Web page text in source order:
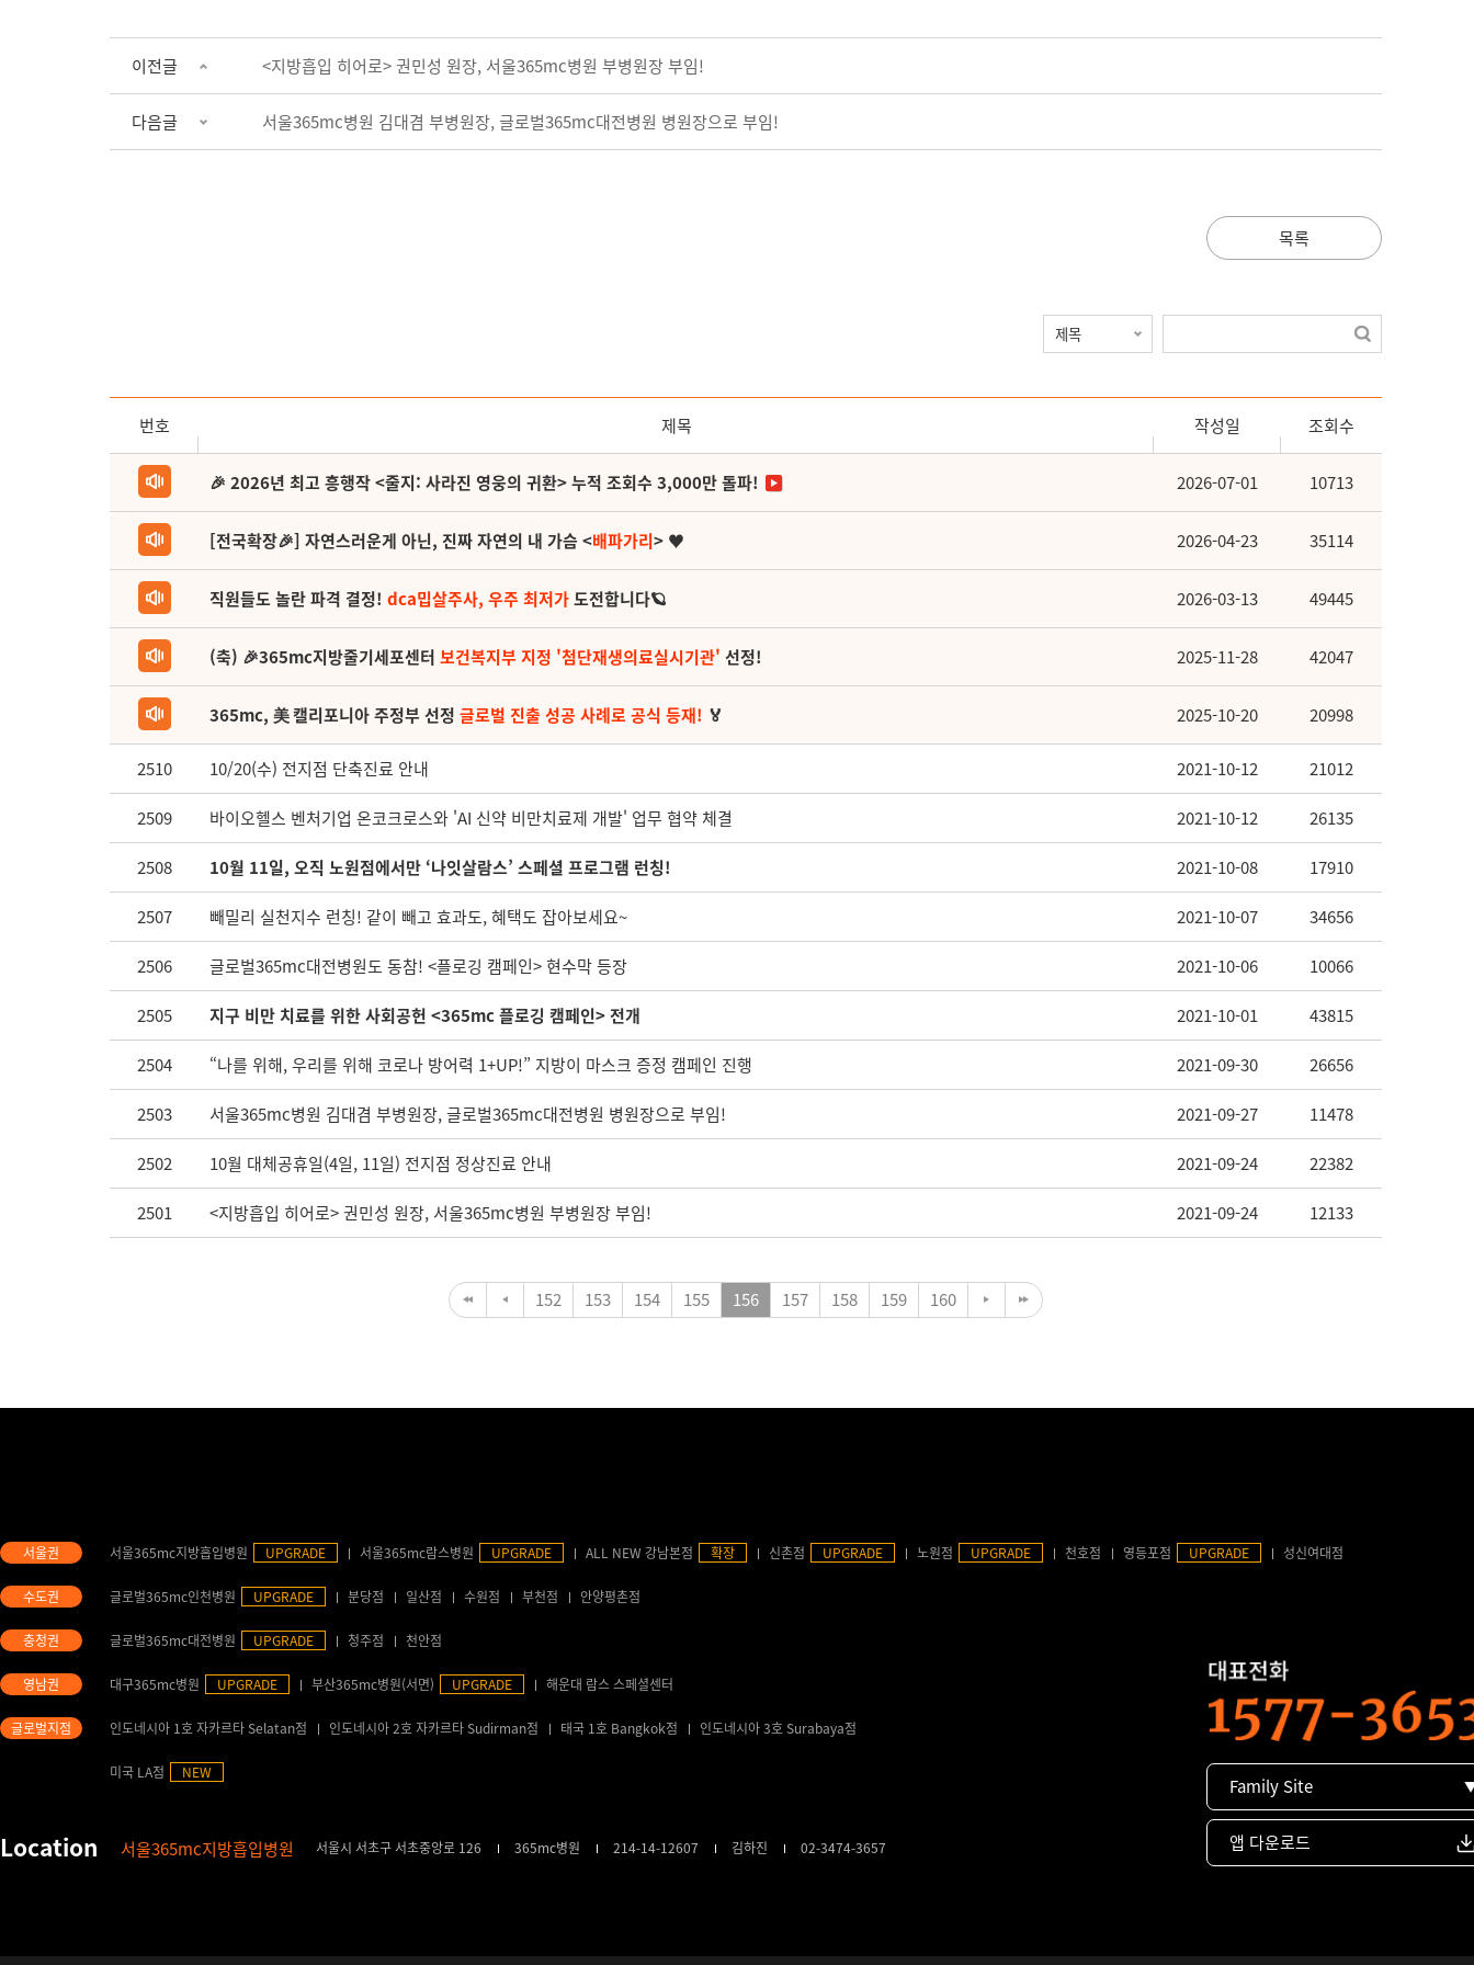
이전글 <지방흡입 히어로> 권민성 원장, 서울365mc병원 부병원장 부임!
다음글 서울365mc병원 김대겸 부병원장, 글로벌365mc대전병원 병원장으로 부임!
목록
번호 제목 작성일 조회수
🎉 2026년 최고 흥행작 <줄지: 사라진 영웅의 귀환> 누적 조회수 3,000만 돌파! 2026-07-01 10713
[전국확장🎉] 자연스러운게 아닌, 진짜 자연의 내 가슴 <배파가리> ♥ 2026-04-23 35114
직원들도 놀란 파격 결정! dca밉살주사, 우주 최저가도전합니다🪐 2026-03-13 49445
(축) 🎉365mc지방줄기세포센터 보건복지부 지정 '첨단재생의료실시기관' 선정! 2025-11-28 42047
365mc, 美 캘리포니아 주정부 선정 글로벌 진출 성공 사례로 공식 등재! 🏅 2025-10-20 20998
2510 10/20(수) 전지점 단축진료 안내 2021-10-12 21012
2509 바이오헬스 벤처기업 온코크로스와 'AI 신약 비만치료제 개발' 업무 협약 체결 2021-10-12 26135
2508 10월 11일, 오직 노원점에서만 ‘나잇살람스’ 스페셜 프로그램 런칭! 2021-10-08 17910
2507 빼밀리 실천지수 런칭! 같이 빼고 효과도, 혜택도 잡아보세요~ 2021-10-07 34656
2506 글로벌365mc대전병원도 동참! <플로깅 캠페인> 현수막 등장 2021-10-06 10066
2505 지구 비만 치료를 위한 사회공헌 <365mc 플로깅 캠페인> 전개 2021-10-01 43815
2504 “나를 위해, 우리를 위해 코로나 방어력 1+UP!” 지방이 마스크 증정 캠페인 진행 2021-09-30 26656
2503 서울365mc병원 김대겸 부병원장, 글로벌365mc대전병원 병원장으로 부임! 2021-09-27 11478
2502 10월 대체공휴일(4일, 11일) 전지점 정상진료 안내 2021-09-24 22382
2501 <지방흡입 히어로> 권민성 원장, 서울365mc병원 부병원장 부임! 2021-09-24 12133
152 153 154 155 156 157 158 159 160
서울365mc지방흡입병원 UPGRADE 서울365mc람스병원 UPGRADE ALL NEW 강남본점 확장 신촌점 UPGRADE 노원점 UPGRADE 천호점 영등포점 UPGRADE 성신여대점
글로벌365mc인천병원 UPGRADE 분당점 일산점 수원점 부천점 안양평촌점
글로벌365mc대전병원 UPGRADE 청주점 천안점
대구365mc병원 UPGRADE 부산365mc병원(서면) UPGRADE 해운대 람스 스페셜센터
인도네시아 1호 자카르타 Selatan점 인도네시아 2호 자카르타 Sudirman점 태국 1호 Bangkok점 인도네시아 3호 Surabaya점
미국 LA점 NEW
서울365mc지방흡입병원 서울시 서초구 서초중앙로 126 365mc병원 214-14-12607 김하진 02-3474-3657
Family Site
앱 다운로드